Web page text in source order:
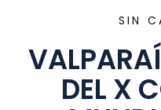
SIN
DEL X